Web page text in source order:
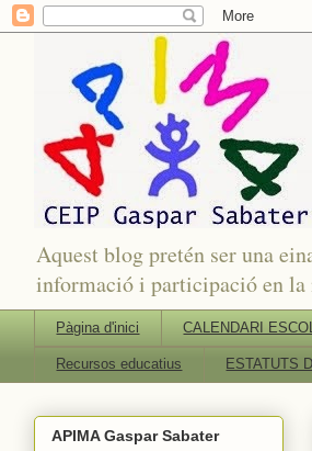
Aquest blog pretén ser una
informació i participació en la
Pàgina d'inici CALENDARI
Recursos educatius ESTATUTS
APIMA Gaspar Sabater